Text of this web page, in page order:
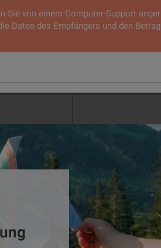
Sie von einem Computer-Support
Daten des Empfängers und den